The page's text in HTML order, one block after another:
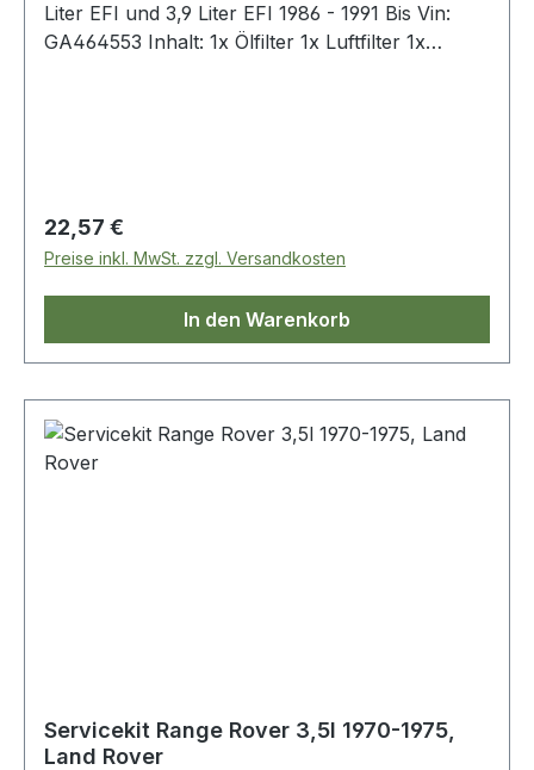
Liter EFI und 3,9 Liter EFI 1986 - 1991 Bis Vin:
GA464553 Inhalt: 1x Ölfilter 1x Luftfilter 1x
Regulärer Preis:
22,57 €
Preise inkl. MwSt. zzgl. Versandkosten
In den Warenkorb
Servicekit Range Rover 3,5l 1970-1975,
Land Rover